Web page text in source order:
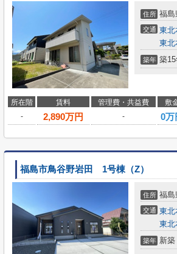
住所 福島
交通 東北
東北
築年 築
所在階 賃料 管理費・共益費 敷
-
2,890万円 - 0万
福島市鳥谷野岩田 1号棟（Z）
住所 福島
交通 東北
東北
築年 新築